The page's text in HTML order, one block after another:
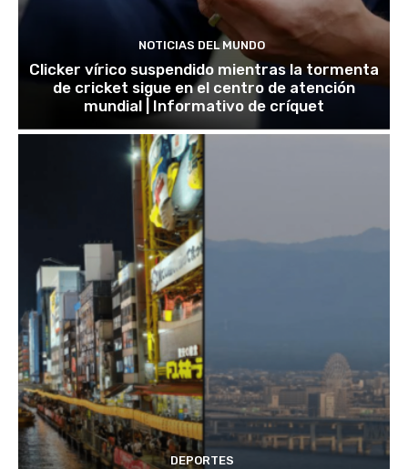
NOTICIAS DEL MUNDO
Clicker vírico suspendido mientras la tormenta
de cricket sigue en el centro de atención
mundial | Informativo de críquet
DEPORTES